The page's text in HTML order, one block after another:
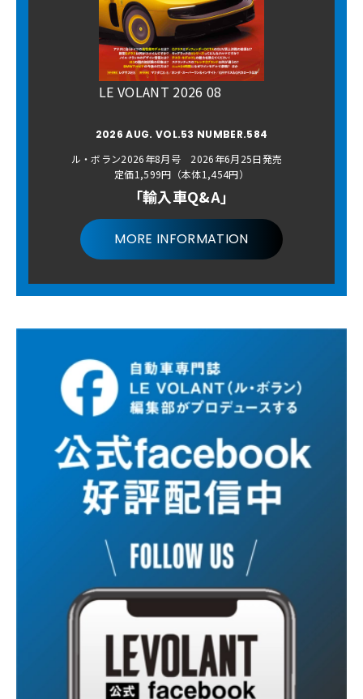
LE VOLANT 2026 08
2026 AUG. VOL.53 NUMBER.584
ル・ボラン2026年8月号 2026年6月25日発売
定価1,599円（本体1,454円）
「輸入車Q&A」
MORE INFORMATION